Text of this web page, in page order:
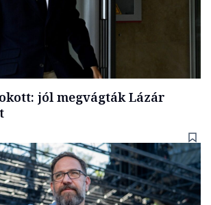
jól megvágták Lázár